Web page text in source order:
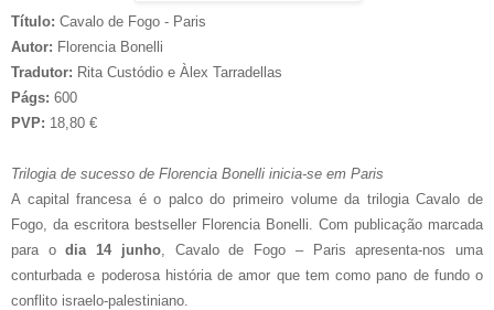
Título: Cavalo de Fogo - Paris
Autor: Florencia Bonelli
Tradutor: Rita Custódio e Àlex Tarradellas
Págs: 600
PVP: 18,80 €
Trilogia de sucesso de Florencia Bonelli inicia-se em Paris
A capital francesa é o palco do primeiro volume da trilogia Cavalo de
Fogo, da escritora bestseller Florencia Bonelli. Com publicação marcada
para odia 14 junho, Cavalo de Fogo – Paris apresenta-nos uma
conturbada e poderosa história de amor que tem como pano de fundo o
conflito israelo-palestiniano.